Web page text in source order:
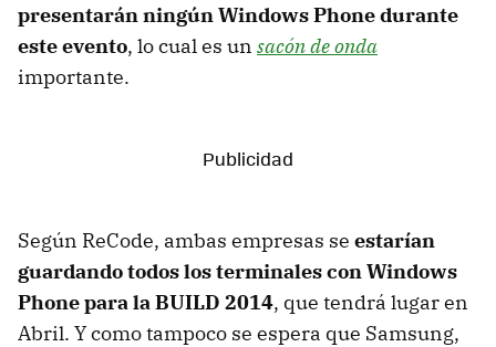
presentarán ningún Windows Phone durante
este evento, lo cual es un sacón de onda
importante.
Según ReCode, ambas empresas se estarían
guardando todos los terminales con Windows
Phone para la BUILD 2014, que tendrá lugar en
Abril. Y como tampoco se espera que Samsung,